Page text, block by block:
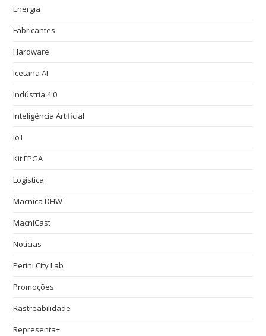
Energia
Fabricantes
Hardware
Icetana AI
Indústria 4.0
Inteligência Artificial
IoT
Kit FPGA
Logística
Macnica DHW
MacniCast
Notícias
Perini City Lab
Promoções
Rastreabilidade
Representa+